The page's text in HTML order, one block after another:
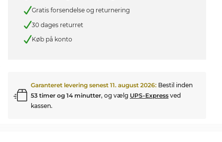
Gratis forsendelse og returnering
30 dages returret
Køb på konto
Garanteret levering senest 11. august 2026: Bestil inden
53 timer og 14 minutter, og vælg UPS-Express ved
kassen.